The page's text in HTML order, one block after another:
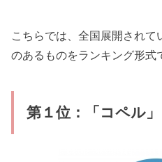
こちらでは、全国展開され
のあるものをランキング形式
第１位：「コペル」